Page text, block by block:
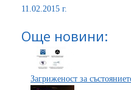
11.02.2015 г.
Още новини:
Загриженост за